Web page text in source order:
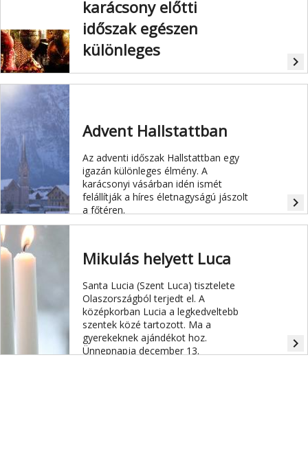
karácsony előtti
időszak egészen
különleges
Sült gesztenye és forralt bor illata
háttér előtt. Innsbruckban a
egészen különleges.
navigate_next
Advent Hallstattban
Az adventi időszak Hallstattban egy
igazán különleges élmény. A
karácsonyi vásárban idén ismét
felállítják a híres életnagyságú jászolt
a főtéren.
navigate_next
Mikulás helyett Luca
Santa Lucia (Szent Luca) tisztelete
Olaszországból terjedt el. A
középkorban Lucia a legkedveltebb
szentek közé tartozott. Ma a
gyerekeknek ajándékot hoz.
Ünnepnapja december 13.
navigate_next